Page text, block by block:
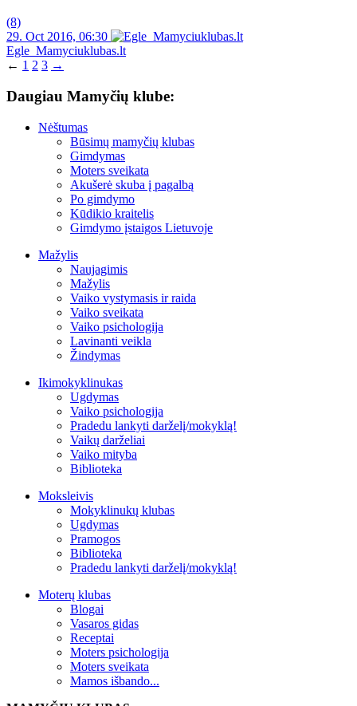
(8)
29. Oct 2016, 06:30
Egle_Mamyciuklubas.lt
← 1 2 3 →
Daugiau Mamyčių klube:
Nėštumas
Būsimų mamyčių klubas
Gimdymas
Moters sveikata
Akušerė skuba į pagalbą
Po gimdymo
Kūdikio kraitelis
Gimdymo įstaigos Lietuvoje
Mažylis
Naujagimis
Mažylis
Vaiko vystymasis ir raida
Vaiko sveikata
Vaiko psichologija
Lavinanti veikla
Žindymas
Ikimokyklinukas
Ugdymas
Vaiko psichologija
Pradedu lankyti darželį/mokyklą!
Vaikų darželiai
Vaiko mityba
Biblioteka
Moksleivis
Mokyklinukų klubas
Ugdymas
Pramogos
Biblioteka
Pradedu lankyti darželį/mokyklą!
Moterų klubas
Blogai
Vasaros gidas
Receptai
Moters psichologija
Moters sveikata
Mamos išbando...